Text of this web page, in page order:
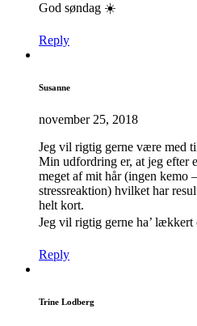
God søndag ☀️
Reply
Susanne
november 25, 2018
Jeg vil rigtig gerne være med
Min udfordring er, at jeg efter
meget af mit hår (ingen kemo
stressreaktion) hvilket har
helt kort.
Jeg vil rigtig gerne ha’
Reply
Trine Lodberg